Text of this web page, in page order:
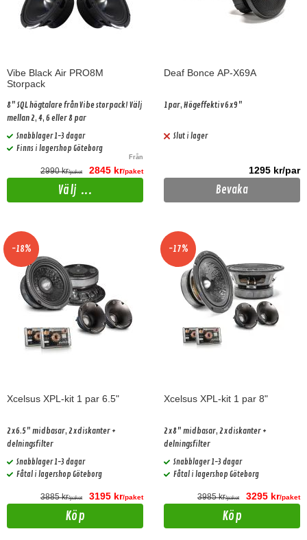
Vibe Black Air PRO8M
Storpack
8" SQL högtalare från Vibe storpack! Välj
mellan 2, 4, 6 eller 8 par
Snabblager 1-3 dagar
Finns i lagershop Göteborg
Från
2990 kr/paket 2845 kr/paket
Välj ...
Deaf Bonce AP-X69A
1par, Högeffektiv 6x9"
Slut i lager
1295 kr/par
Bevaka
-18%
Xcelsus XPL-kit 1 par 6.5"
2x6.5" midbasar, 2xdiskanter +
delningsfilter
Snabblager 1-3 dagar
Fåtal i lagershop Göteborg
3885 kr/paket 3195 kr/paket
Köp
-17%
Xcelsus XPL-kit 1 par 8"
2x8" midbasar, 2xdiskanter +
delningsfilter
Snabblager 1-3 dagar
Fåtal i lagershop Göteborg
3985 kr/paket 3295 kr/paket
Köp